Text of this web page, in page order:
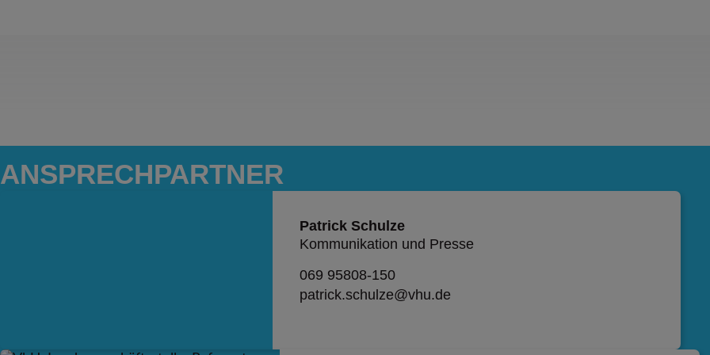
ANSPRECH­PARTNER
Patrick Schulze
Kommunikation und Presse
069 95808-150
patrick.schulze@vhu.de